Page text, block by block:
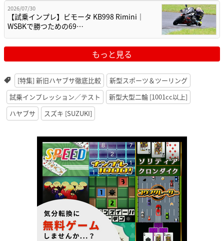
2026/07/30
【試乗インプレ】ビモータ KB998 Rimini｜
WSBKで勝つための69…
もっと見る
[特集] 新旧ハヤブサ徹底比較
新型スポーツ＆ツーリング
試乗インプレッション／テスト
新型大型二輪 [1001cc以上]
ハヤブサ
スズキ [SUZUKI]